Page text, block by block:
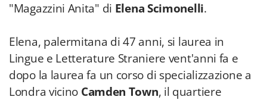
"Magazzini Anita" di Elena Scimonelli.
Elena, palermitana di 47 anni, si laurea in
Lingue e Letterature Straniere vent'anni fa e
dopo la laurea fa un corso di specializzazione a
Londra vicino Camden Town, il quartiere